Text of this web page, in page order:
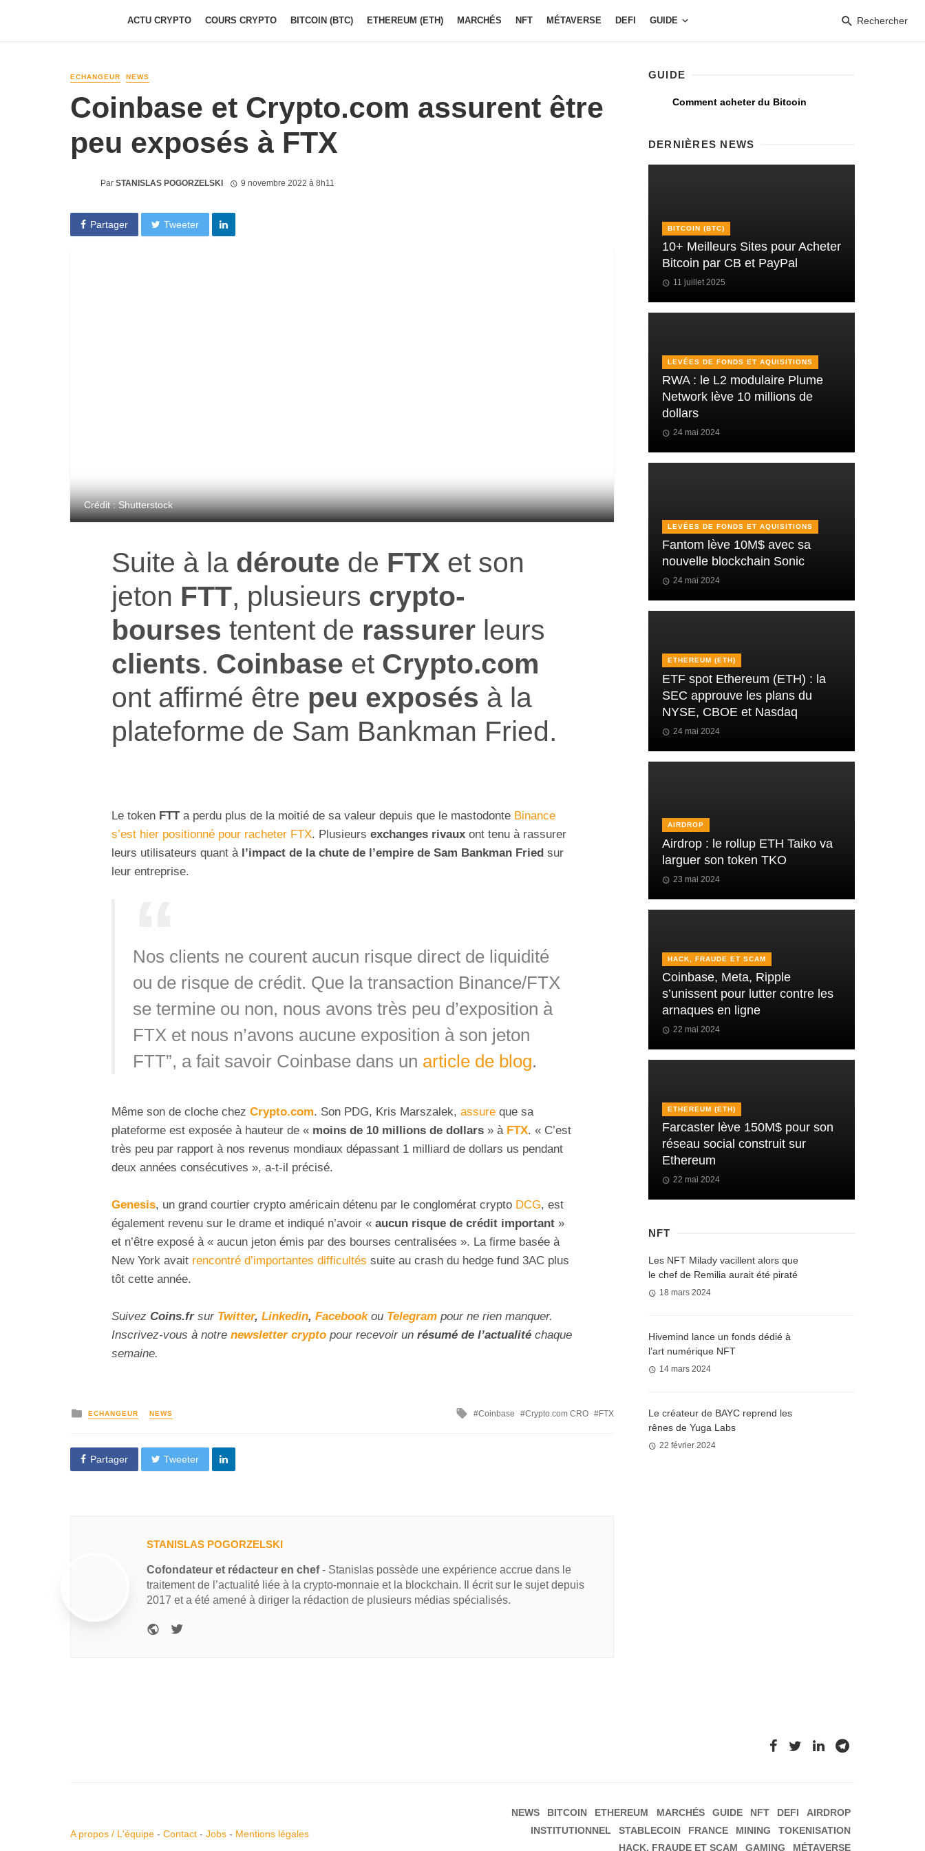
ACTU CRYPTO COURS CRYPTO BITCOIN (BTC) ETHEREUM (ETH) MARCHÉS NFT MÉTAVERSE DEFI GUIDE Rechercher
ECHANGEUR NEWS
Coinbase et Crypto.com assurent être
peu exposés à FTX
Par STANISLAS POGORZELSKI 9 novembre 2022 à 8h11
Partager Tweeter
Crédit : Shutterstock
Suite à la déroute de FTX et son
jeton FTT, plusieurs crypto-
bourses tentent de rassurer leurs
clients. Coinbase et Crypto.com
ont affirmé être peu exposés à la
plateforme de Sam Bankman Fried.
Le token FTTa perdu plus de la moitié de sa valeur depuis que le mastodonte Binance
s’est hier positionné pour racheter FTX. Plusieurs exchanges rivaux ont tenu à rassurer
leurs utilisateurs quant àl’impact de la chute de l’empire de Sam Bankman Fried sur
leur entreprise.
Nos clients ne courent aucun risque direct de liquidité
ou de risque de crédit. Que la transaction Binance/FTX
se termine ou non, nous avons très peu d’exposition à
FTX et nous n’avons aucune exposition à son jeton
FTT”, a fait savoir Coinbase dans un article de blog.
Même son de cloche chez Crypto.com. Son PDG, Kris Marszalek, assure que sa
plateforme est exposée à hauteur de « moins de 10 millions de dollars » à FTX. « C’est
très peu par rapport à nos revenus mondiaux dépassant 1 milliard de dollars us pendant
deux années consécutives », a-t-il précisé.
Genesis, un grand courtier crypto américain détenu par le conglomérat crypto DCG, est
également revenu sur le drame et indiqué n’avoir « aucun risque de crédit important »
et n’être exposé à « aucun jeton émis par des bourses centralisées ». La firme basée à
New York avait rencontré d’importantes difficultés suite au crash du hedge fund 3AC plus
tôt cette année.
Suivez Coins.fr sur Twitter, Linkedin, Facebookou Telegram pour ne rien manquer.
Inscrivez-vous à notre newsletter crypto pour recevoir un résumé de l’actualité chaque
semaine.
ECHANGEUR NEWS Coinbase Crypto.com CRO FTX
Partager Tweeter
STANISLAS POGORZELSKI
Cofondateur et rédacteur en chef- Stanislas possède une expérience accrue dans le
traitement de l’actualité liée à la crypto-monnaie et la blockchain. Il écrit sur le sujet depuis
2017 et a été amené à diriger la rédaction de plusieurs médias spécialisés.
GUIDE
Comment acheter du Bitcoin
DERNIÈRES NEWS
BITCOIN (BTC)
10+ Meilleurs Sites pour Acheter
Bitcoin par CB et PayPal
11 juillet 2025
LEVÉES DE FONDS ET AQUISITIONS
RWA : le L2 modulaire Plume
Network lève 10 millions de
dollars
24 mai 2024
LEVÉES DE FONDS ET AQUISITIONS
Fantom lève 10M$ avec sa
nouvelle blockchain Sonic
24 mai 2024
ETHEREUM (ETH)
ETF spot Ethereum (ETH) : la
SEC approuve les plans du
NYSE, CBOE et Nasdaq
24 mai 2024
AIRDROP
Airdrop : le rollup ETH Taiko va
larguer son token TKO
23 mai 2024
HACK, FRAUDE ET SCAM
Coinbase, Meta, Ripple
s’unissent pour lutter contre les
arnaques en ligne
22 mai 2024
ETHEREUM (ETH)
Farcaster lève 150M$ pour son
réseau social construit sur
Ethereum
22 mai 2024
NFT
Les NFT Milady vacillent alors que
le chef de Remilia aurait été piraté
18 mars 2024
Hivemind lance un fonds dédié à
l’art numérique NFT
14 mars 2024
Le créateur de BAYC reprend les
rênes de Yuga Labs
22 février 2024
A propos / L'équipe - Contact - Jobs - Mentions légales
NEWS BITCOIN ETHEREUM MARCHÉS GUIDE NFT DEFI
AIRDROP
INSTITUTIONNEL
STABLECOIN FRANCE MINING
TOKENISATION
HACK, FRAUDE ET SCAM
GAMING MÉTAVERSE